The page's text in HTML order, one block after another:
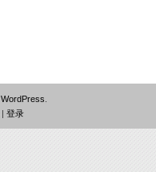
WordPress
| 登录